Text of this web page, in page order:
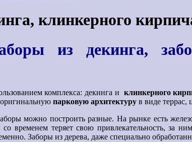
клинкерного
из декинга,
комплекса: декинга и клинкерного
парковую архитектуру в виде террас,
можно построить разные. На рынке есть
временем теряет свою привлекательность,
Заборы из дерева, даже специально